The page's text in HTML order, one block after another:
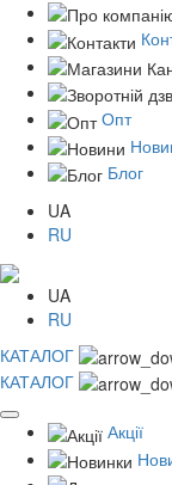
Опт
Блог
UA
RU
UA
RU
КАТАЛОГ
КАТАЛОГ
Акції